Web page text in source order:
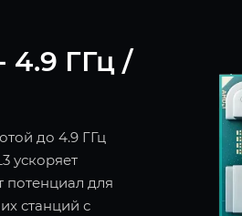
4.9 ГГц /
до 4.9 ГГц
ускоряет
для
станций с